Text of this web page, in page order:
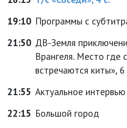
19:10 Программы с
21:50 ДВ-Земля
Врангеля. Место где
встречаются киты», 6
21:55 Актуальное интервью
22:15 Большой город